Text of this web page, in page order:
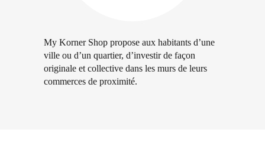
My Korner Shop propose aux habitants d’une
ville ou d’un quartier, d’investir de façon
originale et collective dans les murs de leurs
commerces de proximité.